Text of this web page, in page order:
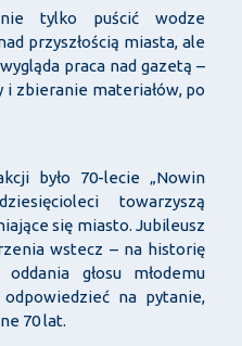
tylko puścić wodze
przyszłością miasta, ale
praca nad gazetą –
i zbieranie materiałów, po
było 70-lecie „Nowin
towarzyszą
się miasto. Jubileusz
wstecz – na historię
głosu młodemu
na pytanie,
70 lat.